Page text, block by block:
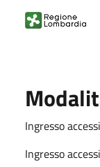
Ingresso
Ingresso